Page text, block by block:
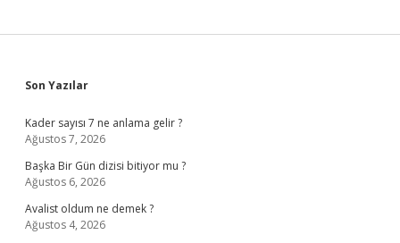
Sidebar
Son Yazılar
Kader sayısı 7 ne anlama gelir ?
Ağustos 7, 2026
Başka Bir Gün dizisi bitiyor mu ?
Ağustos 6, 2026
Avalist oldum ne demek ?
Ağustos 4, 2026